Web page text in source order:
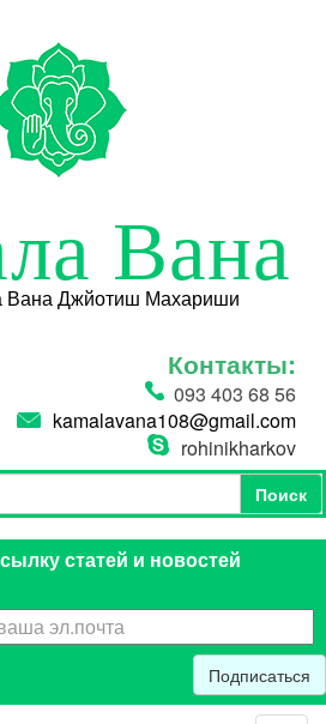
Вана
Вана Джйотиш Махариши
Контакты:
093 403 68 56
kamalavana108@gmail.com
rohinikharkov
Поиск
Поиск
статей и новостей
Подписаться